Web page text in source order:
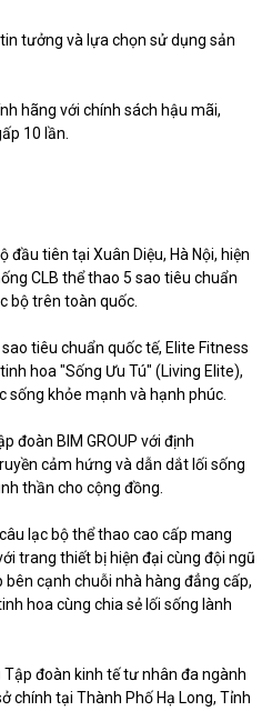
tưởng và lựa chọn sử dụng sản
hãng với chính sách hậu mãi,
10 lần.
đầu tiên tại Xuân Diệu, Hà Nội, hiện
CLB thể thao 5 sao tiêu chuẩn
bộ trên toàn quốc.
tiêu chuẩn quốc tế, Elite Fitness
hoa "Sống Ưu Tú" (Living Elite),
sống khỏe mạnh và hạnh phúc.
đoàn BIM GROUP với định
cảm hứng và dẫn dắt lối sống
thần cho cộng đồng.
lạc bộ thể thao cao cấp mang
trang thiết bị hiện đại cùng đội ngũ
bên cạnh chuỗi nhà hàng đẳng cấp,
hoa cùng chia sẻ lối sống lành
đoàn kinh tế tư nhân đa ngành
chính tại Thành Phố Hạ Long, Tỉnh